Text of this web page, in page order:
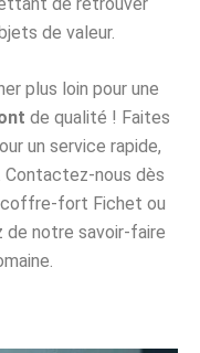
de valeur.
plus loin pour une
de qualité ! Faites
un service rapide,
Contactez-nous dès
coffre-fort Fichet ou
notre savoir-faire